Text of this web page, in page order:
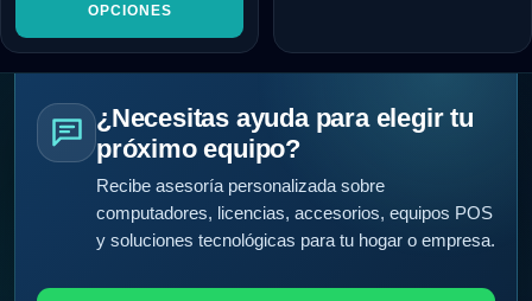
OPCIONES
¿Necesitas ayuda para elegir tu
próximo equipo?
Recibe asesoría personalizada sobre
computadores, licencias, accesorios, equipos POS
y soluciones tecnológicas para tu hogar o empresa.